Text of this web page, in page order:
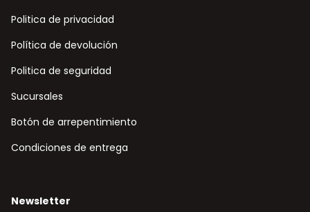
Politica de privacidad
Política de devolución
Politica de seguridad
Sucursales
Botón de arrepentimiento
Condiciones de entrega
Newsletter